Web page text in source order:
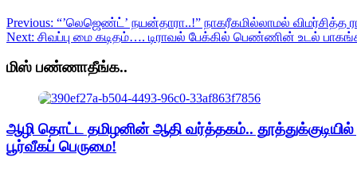
Previous: “’லெஜெண்ட்’ நயன்தாரா..!” நாகரீகமில்லாமல் விமர்சித்த
Next: சிவப்பு மை கடிதம்…. டிராவல் பேக்கில் பெண்ணின் உடல்
மிஸ் பண்ணாதீங்க..
ஆழி தொட்ட தமிழனின் ஆதி வர்த்தகம்..
பூர்வீகப் பெருமை!